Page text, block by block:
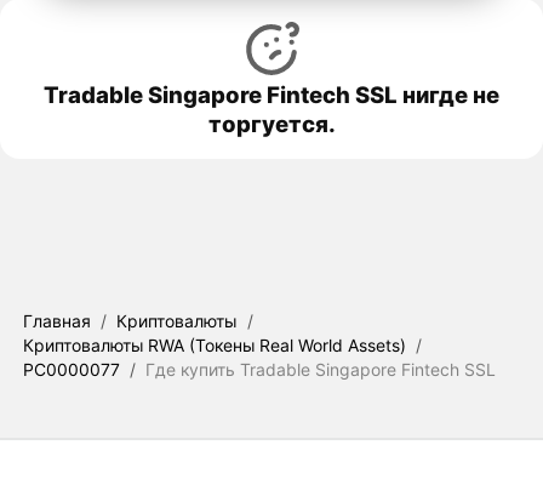
Tradable Singapore Fintech SSL нигде не
торгуется.
Главная / Криптовалюты /
Криптовалюты RWA (Токены Real World Assets) /
PC0000077 / Где купить Tradable Singapore Fintech SSL